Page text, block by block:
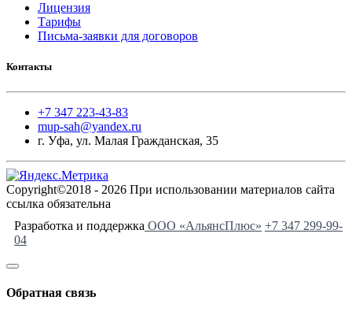
Лицензия
Тарифы
Письма-заявки для договоров
Контакты
+7 347 223-43-83
mup-sah@yandex.ru
г. Уфа, ул. Малая Гражданская, 35
Copyright©2018 - 2026 При использовании материалов сайта
ссылка обязательна
Разработка и поддержка ООО «АльянсПлюс» +7 347 299-99-
04
Обратная связь